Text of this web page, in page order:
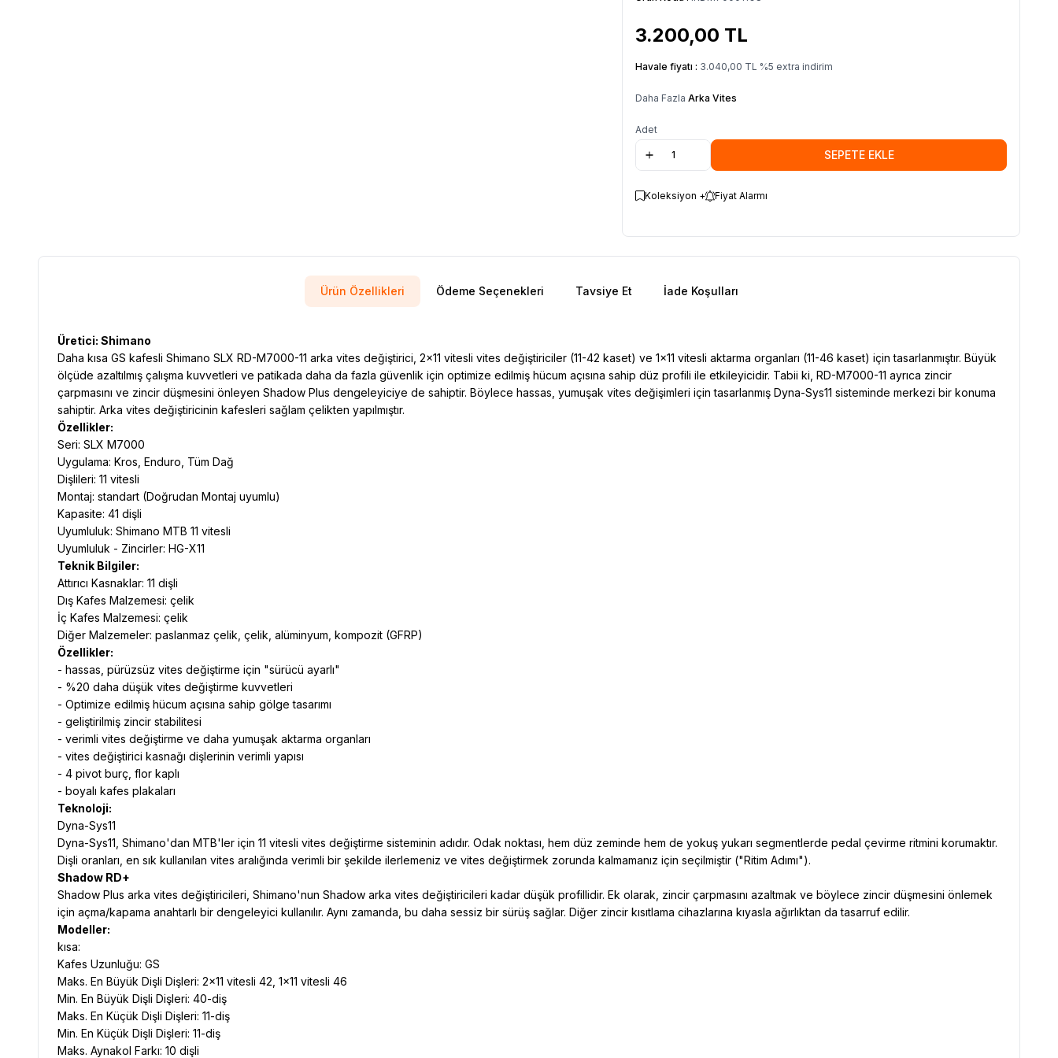
3.200,00 TL
Havale fiyatı : 3.040,00 TL %5 extra indirim
Daha Fazla Arka Vites
Adet
SEPETE EKLE
Koleksiyon + Fiyat Alarmı
Ürün Özellikleri Ödeme Seçenekleri Tavsiye Et İade Koşulları
Üretici: Shimano
Daha kısa GS kafesli Shimano SLX RD-M7000-11 arka vites değiştirici, 2x11 vitesli vites değiştiriciler (11-42 kaset) ve 1x11 vitesli aktarma organları (11-46 kaset) için tasarlanmıştır. Büyük
ölçüde azaltılmış çalışma kuvvetleri ve patikada daha da fazla güvenlik için optimize edilmiş hücum açısına sahip düz profili ile etkileyicidir. Tabii ki, RD-M7000-11 ayrıca zincir
çarpmasını ve zincir düşmesini önleyen Shadow Plus dengeleyiciye de sahiptir. Böylece hassas, yumuşak vites değişimleri için tasarlanmış Dyna-Sys11 sisteminde merkezi bir konuma
sahiptir. Arka vites değiştiricinin kafesleri sağlam çelikten yapılmıştır.
Özellikler:
Seri: SLX M7000
Uygulama: Kros, Enduro, Tüm Dağ
Dişlileri: 11 vitesli
Montaj: standart (Doğrudan Montaj uyumlu)
Kapasite: 41 dişli
Uyumluluk: Shimano MTB 11 vitesli
Uyumluluk - Zincirler: HG-X11
Teknik Bilgiler:
Attırıcı Kasnaklar: 11 dişli
Dış Kafes Malzemesi: çelik
İç Kafes Malzemesi: çelik
Diğer Malzemeler: paslanmaz çelik, çelik, alüminyum, kompozit (GFRP)
Özellikler:
- hassas, pürüzsüz vites değiştirme için "sürücü ayarlı"
- %20 daha düşük vites değiştirme kuvvetleri
- Optimize edilmiş hücum açısına sahip gölge tasarımı
- geliştirilmiş zincir stabilitesi
- verimli vites değiştirme ve daha yumuşak aktarma organları
- vites değiştirici kasnağı dişlerinin verimli yapısı
- 4 pivot burç, flor kaplı
- boyalı kafes plakaları
Teknoloji:
Dyna-Sys11
Dyna-Sys11, Shimano'dan MTB'ler için 11 vitesli vites değiştirme sisteminin adıdır. Odak noktası, hem düz zeminde hem de yokuş yukarı segmentlerde pedal çevirme ritmini korumaktır.
Dişli oranları, en sık kullanılan vites aralığında verimli bir şekilde ilerlemeniz ve vites değiştirmek zorunda kalmamanız için seçilmiştir ("Ritim Adımı").
Shadow RD+
Shadow Plus arka vites değiştiricileri, Shimano'nun Shadow arka vites değiştiricileri kadar düşük profillidir. Ek olarak, zincir çarpmasını azaltmak ve böylece zincir düşmesini önlemek
için açma/kapama anahtarlı bir dengeleyici kullanılır. Aynı zamanda, bu daha sessiz bir sürüş sağlar. Diğer zincir kısıtlama cihazlarına kıyasla ağırlıktan da tasarruf edilir.
Modeller:
kısa:
Kafes Uzunluğu: GS
Maks. En Büyük Dişli Dişleri: 2x11 vitesli 42, 1x11 vitesli 46
Min. En Büyük Dişli Dişleri: 40-diş
Maks. En Küçük Dişli Dişleri: 11-diş
Min. En Küçük Dişli Dişleri: 11-diş
Maks. Aynakol Farkı: 10 dişli